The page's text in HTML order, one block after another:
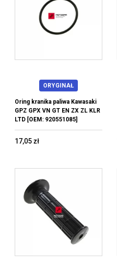
ORYGINAŁ
Oring kranika paliwa Kawasaki
GPZ GPX VN GT EN ZX ZL KLR
LTD [OEM: 920551085]
17,05 zł